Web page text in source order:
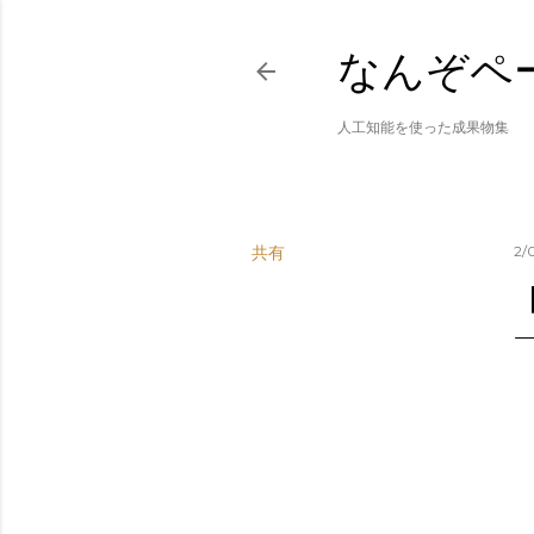
なんぞペ
人工知能を使った成果物集
共有 2/